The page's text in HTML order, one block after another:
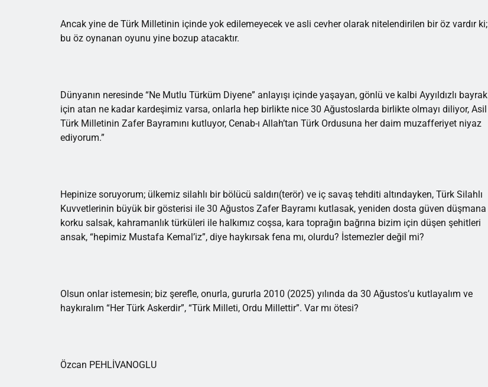
Ancak yine de Türk Milletinin içinde yok edilemeyecek ve asli cevher olarak nitelendirilen bir öz vardır ki;
bu öz oynanan oyunu yine bozup atacaktır.
Dünyanın neresinde “Ne Mutlu Türküm Diyene” anlayışı içinde yaşayan, gönlü ve kalbi Ayyıldızlı bayrak
için atan ne kadar kardeşimiz varsa, onlarla hep birlikte nice 30 Ağustoslarda birlikte olmayı diliyor, Asil
Türk Milletinin Zafer Bayramını kutluyor, Cenab-ı Allah’tan Türk Ordusuna her daim muzafferiyet niyaz
ediyorum.”
Hepinize soruyorum; ülkemiz silahlı bir bölücü saldırı(terör) ve iç savaş tehditi altındayken, Türk Silahlı
Kuvvetlerinin büyük bir gösterisi ile 30 Ağustos Zafer Bayramı kutlasak, yeniden dosta güven düşmana
korku salsak, kahramanlık türküleri ile halkımız coşsa, kara toprağın bağrına bizim için düşen şehitleri
ansak, “hepimiz Mustafa Kemal’iz”, diye haykırsak fena mı, olurdu? İstemezler değil mi?
Olsun onlar istemesin; biz şerefle, onurla, gururla 2010 (2025) yılında da 30 Ağustos’u kutlayalım ve
haykıralım “Her Türk Askerdir”, “Türk Milleti, Ordu Millettir”. Var mı ötesi?
Özcan PEHLİVANOGLU